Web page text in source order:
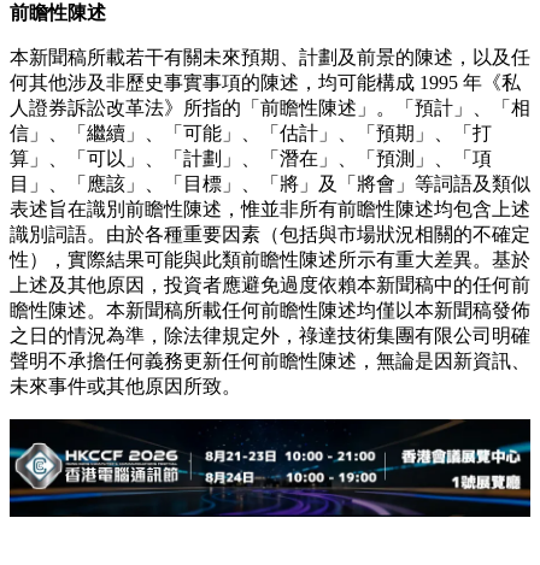
前瞻性陳述
本新聞稿所載若干有關未來預期、計劃及前景的陳述，以及任
何其他涉及非歷史事實事項的陳述，均可能構成 1995 年《私
人證券訴訟改革法》所指的「前瞻性陳述」。「預計」、「相
信」、「繼續」、「可能」、「估計」、「預期」、「打
算」、「可以」、「計劃」、「潛在」、「預測」、「項
目」、「應該」、「目標」、「將」及「將會」等詞語及類似
表述旨在識別前瞻性陳述，惟並非所有前瞻性陳述均包含上述
識別詞語。由於各種重要因素（包括與市場狀況相關的不確定
性），實際結果可能與此類前瞻性陳述所示有重大差異。基於
上述及其他原因，投資者應避免過度依賴本新聞稿中的任何前
瞻性陳述。本新聞稿所載任何前瞻性陳述均僅以本新聞稿發佈
之日的情況為準，除法律規定外，祿達技術集團有限公司明確
聲明不承擔任何義務更新任何前瞻性陳述，無論是因新資訊、
未來事件或其他原因所致。